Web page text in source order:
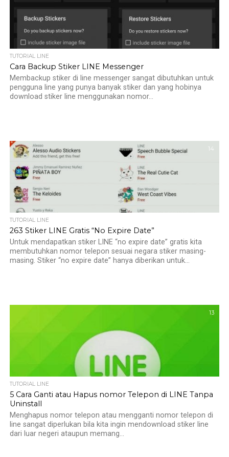
TUTORIAL LINE
Cara Backup Stiker LINE Messenger
Membackup stiker di line messenger sangat dibutuhkan untuk
pengguna line yang punya banyak stiker dan yang hobinya
download stiker line menggunakan nomor...
14
TUTORIAL LINE
263 Stiker LINE Gratis “No Expire Date”
Untuk mendapatkan stiker LINE “no expire date” gratis kita
membutuhkan nomor telepon sesuai negara stiker masing-
masing. Stiker “no expire date” hanya diberikan untuk...
13
TUTORIAL LINE
5 Cara Ganti atau Hapus nomor Telepon di LINE Tanpa
Uninstall
Menghapus nomor telepon atau mengganti nomor telepon di
line sangat diperlukan bila kita ingin mendownload stiker line
dari luar negeri ataupun memang...